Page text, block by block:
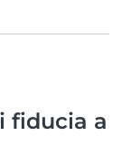
fiducia a